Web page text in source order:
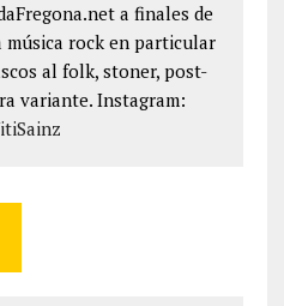
a finales de
música rock en particular
al folk, stoner, post-
variante. Instagram: